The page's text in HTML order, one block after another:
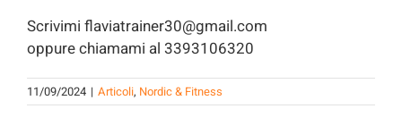
Scrivimi flaviatrainer30@gmail.com
oppure chiamami al 3393106320
11/09/2024 | Articoli, Nordic & Fitness